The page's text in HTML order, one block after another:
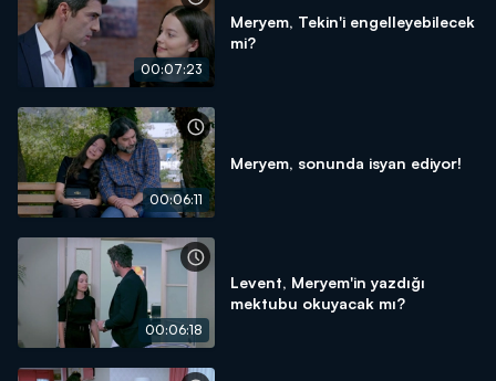
00:07:23
Meryem, Tekin'i engelleyebilecek
mi?
00:06:11
Meryem, sonunda isyan ediyor!
00:06:18
Levent, Meryem'in yazdığı
mektubu okuyacak mı?